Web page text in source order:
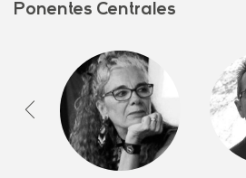
Ponentes Centrales